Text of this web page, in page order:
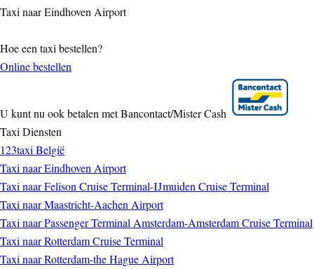
Taxi naar Eindhoven Airport
Hoe een taxi bestellen?
Online bestellen
U kunt nu ook betalen met Bancontact/Mister Cash
Taxi Diensten
123taxi België
Taxi naar Eindhoven Airport
Taxi naar Felison Cruise Terminal-IJmuiden Cruise Terminal
Taxi naar Maastricht-Aachen Airport
Taxi naar Passenger Terminal Amsterdam-Amsterdam Cruise Terminal
Taxi naar Rotterdam Cruise Terminal
Taxi naar Rotterdam-the Hague Airport